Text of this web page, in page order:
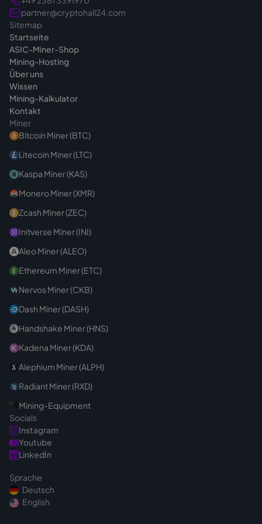
treffen. Bei Fragen vor dem Kauf sind wir
partner@cryptohall24.com
Sitemap
Startseite
ASIC-Miner-Shop
Mining-Hosting
Über uns
Wissen
Mining-Kalkulator
Kontakt
Miner
Bitcoin Miner (BTC)
Litecoin Miner (LTC)
Kaspa Miner (KAS)
Monero Miner (XMR)
Zcash Miner (ZEC)
Initverse Miner (INI)
Aleo Miner (ALEO)
Ethereum Miner (ETC)
Nervos Miner (CKB)
Dash Miner (DASH)
Handshake Miner (HNS)
Kadena Miner (KDA)
Alephium Miner (ALPH)
Radiant Miner (RXD)
Mining-Equipment
Socials
Instagram
Youtube
LinkedIn
Sprache
Deutsch
English